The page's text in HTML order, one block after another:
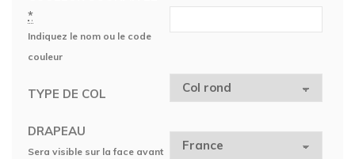
*
Indiquez le nom ou le code
couleur
TYPE DE COL
DRAPEAU
Sera visible sur la face avant